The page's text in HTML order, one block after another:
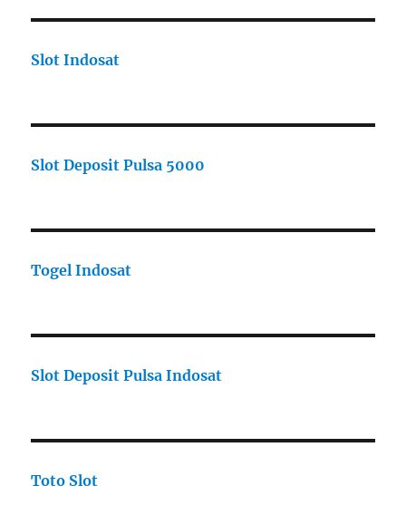
Slot Indosat
Slot Deposit Pulsa 5000
Togel Indosat
Slot Deposit Pulsa Indosat
Toto Slot